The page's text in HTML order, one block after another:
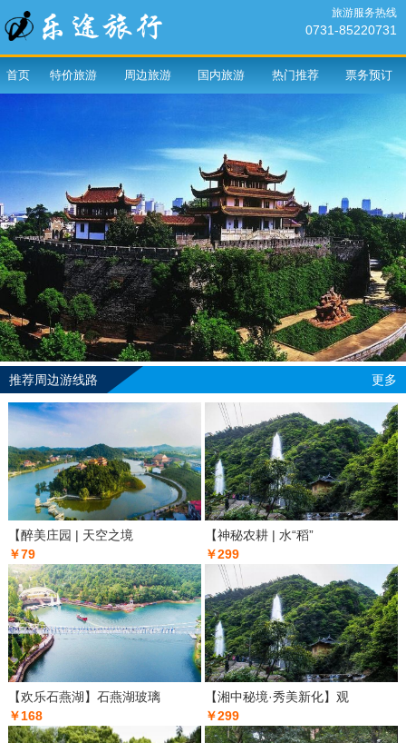
旅游服务热线
0731-85220731
首页 特价旅游 周边旅游 国内旅游 热门推荐 票务预订
推荐周边游线路 更多
【醉美庄园 | 天空之境
￥79
【神秘农耕 | 水“稻”
￥299
【欢乐石燕湖】石燕湖玻璃
￥168
【湘中秘境·秀美新化】观
￥299